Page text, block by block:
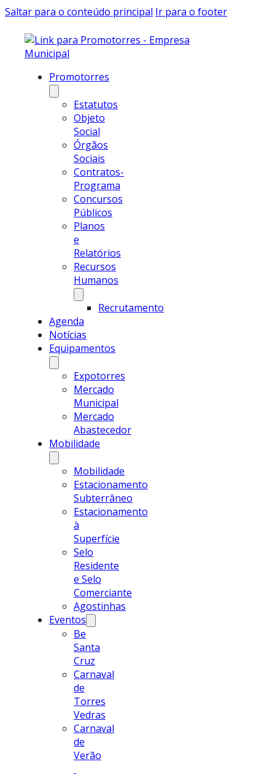
Saltar para o conteúdo principal Ir para o footer
Promotorres
Estatutos
Objeto
Social
Órgãos
Sociais
Contratos-
Programa
Concursos
Públicos
Planos
e
Relatórios
Recursos
Humanos
Recrutamento
Agenda
Notícias
Equipamentos
Expotorres
Mercado
Municipal
Mercado
Abastecedor
Mobilidade
Mobilidade
Estacionamento
Subterrâneo
Estacionamento
à
Superfície
Selo
Residente
e Selo
Comerciante
Agostinhas
Eventos
Be
Santa
Cruz
Carnaval
de
Torres
Vedras
Carnaval
de
Verão